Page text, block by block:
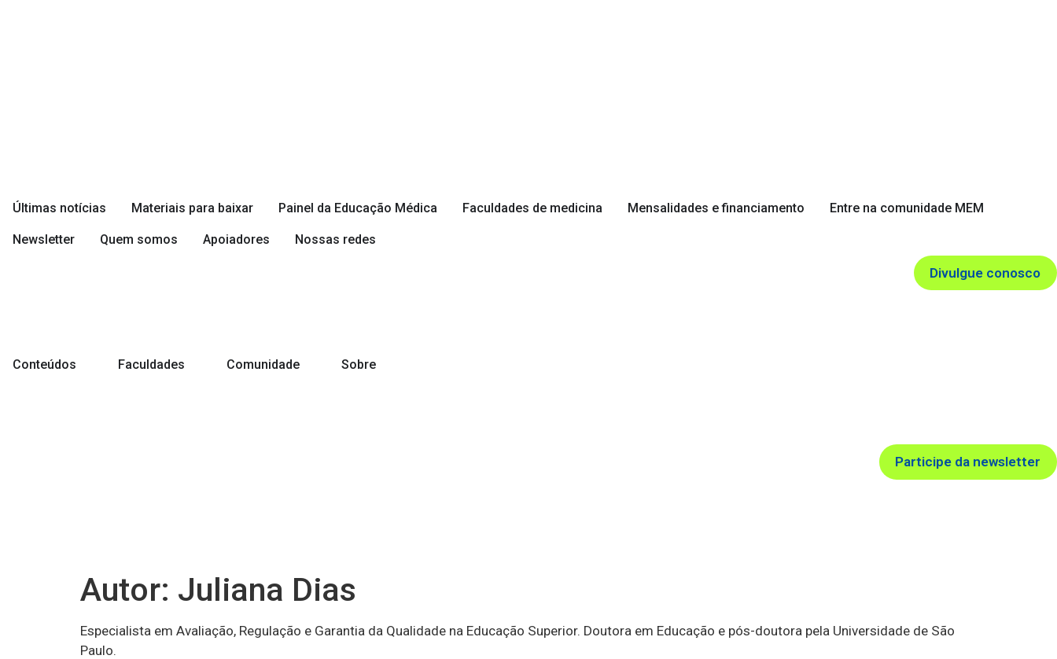
Últimas notícias Materiais para baixar Painel da Educação Médica Faculdades de medicina Mensalidades e financiamento Entre na comunidade MEM
Newsletter Quem somos Apoiadores Nossas redes
Divulgue conosco
Conteúdos Faculdades Comunidade Sobre
Participe da newsletter
Autor: Juliana Dias
Especialista em Avaliação, Regulação e Garantia da Qualidade na Educação Superior. Doutora em Educação e pós-doutora pela Universidade de São
Paulo.